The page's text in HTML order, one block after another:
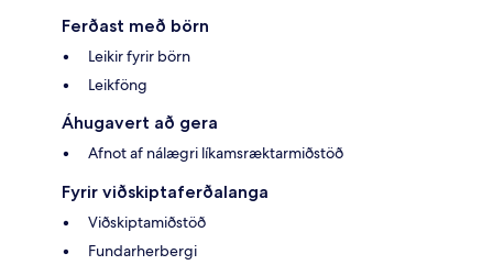
Ferðast með börn
Leikir fyrir börn
Leikföng
Áhugavert að gera
Afnot af nálægri líkamsræktarmiðstöð
Fyrir viðskiptaferðalanga
Viðskiptamiðstöð
Fundarherbergi